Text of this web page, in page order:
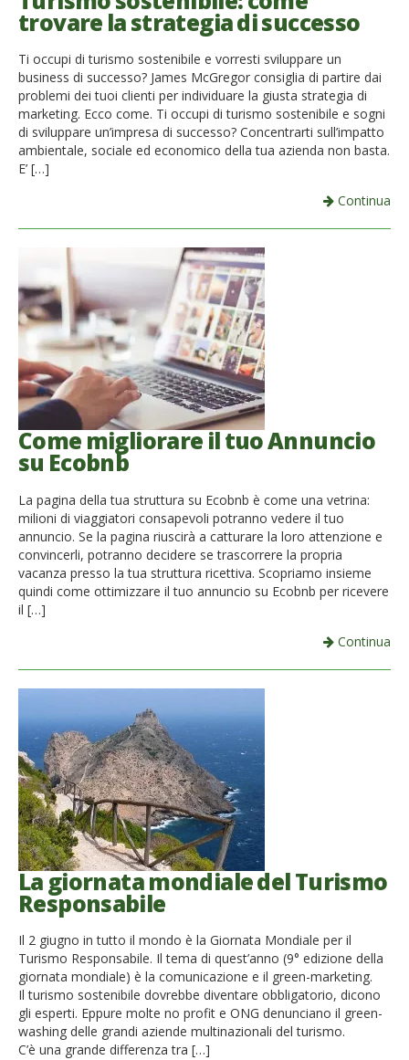
French
Italiano
trovare la strategia di successo
Ti occupi di turismo sostenibile e vorresti sviluppare un
business di successo? James McGregor consiglia di partire dai
problemi dei tuoi clienti per individuare la giusta strategia di
marketing. Ecco come. Ti occupi di turismo sostenibile e sogni
di sviluppare un’impresa di successo? Concentrarti sull’impatto
ambientale, sociale ed economico della tua azienda non basta.
E’ […]
Continua
Come migliorare il tuo Annuncio
su Ecobnb
La pagina della tua struttura su Ecobnb è come una vetrina:
milioni di viaggiatori consapevoli potranno vedere il tuo
annuncio. Se la pagina riuscirà a catturare la loro attenzione e
convincerli, potranno decidere se trascorrere la propria
vacanza presso la tua struttura ricettiva. Scopriamo insieme
quindi come ottimizzare il tuo annuncio su Ecobnb per ricevere
il […]
Continua
La giornata mondiale del Turismo
Responsabile
Il 2 giugno in tutto il mondo è la Giornata Mondiale per il
Turismo Responsabile. Il tema di quest’anno (9° edizione della
giornata mondiale) è la comunicazione e il green-marketing.
Il turismo sostenibile dovrebbe diventare obbligatorio, dicono
gli esperti. Eppure molte no profit e ONG denunciano il green-
washing delle grandi aziende multinazionali del turismo.
C’è una grande differenza tra […]